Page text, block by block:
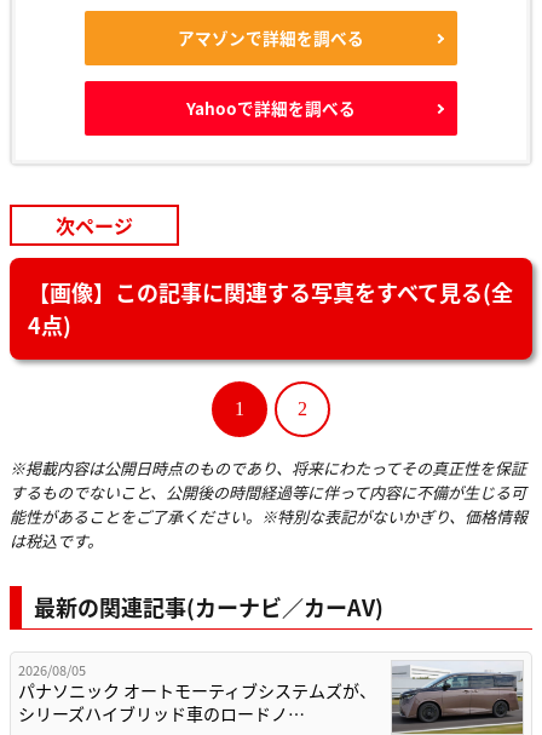
アマゾンで詳細を調べる
Yahooで詳細を調べる
次ページ
【画像】この記事に関連する写真をすべて見る(全
4点)
1 2
※掲載内容は公開日時点のものであり、将来にわたってその真正性を保証
するものでないこと、公開後の時間経過等に伴って内容に不備が生じる可
能性があることをご了承ください。※特別な表記がないかぎり、価格情報
は税込です。
最新の関連記事(カーナビ／カーAV)
2026/08/05
パナソニック オートモーティブシステムズが、
シリーズハイブリッド車のロードノ…